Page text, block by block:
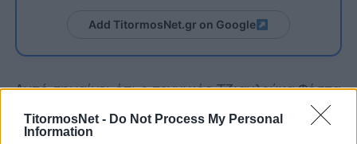
TitormosNet - Do Not Process My Personal
Information
Add TitormosNet.gr on Google
Αυτό σημαίνει ότι ο τεχνικός Τζιανλούκα Φέστα
θα πρέπει να αρχίσει τις δοκιμές για τον
παρτενέρ του Μαξιμένκο. Και οι λύσεις είναι οι